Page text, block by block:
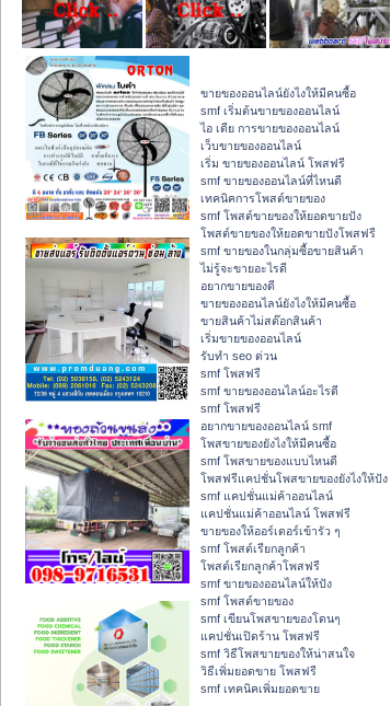
ขายของออนไลน์ยังไงให้มีคนซื้อ
smf เริ่มต้นขายของออนไลน์
ไอ เดีย การขายของออนไลน์
เว็บขายของออนไลน์
เริ่ม ขายของออนไลน์ โพสฟรี
smf ขายของออนไลน์ที่ไหนดี
เทคนิคการโพสต์ขายของ
smf โพสต์ขายของให้ยอดขายปัง
โพสต์ขายของให้ยอดขายปังโพสฟรี
smf ขายของในกลุ่มซื้อขายสินค้า
ไม่รู้จะขายอะไรดี
อยากขายของดี
ขายของออนไลน์ยังไงให้มีคนซื้อ
ขายสินค้าไม่สต๊อกสินค้า
เริ่มขายของออนไลน์
รับทำ seo ด่วน
smf โพสฟรี
smf ขายของออนไลน์อะไรดี
smf โพสฟรี
อยากขายของออนไลน์ smf
โพสขายของยังไงให้มีคนซื้อ
smf โพสขายของแบบไหนดี
โพสฟรีแคปชั่นโพสขายของยังไงให้ปัง
smf แคปชั่นแม่ค้าออนไลน์
แคปชั่นแม่ค้าออนไลน์ โพสฟรี
ขายของให้ออร์เดอร์เข้ารัว ๆ
smf โพสต์เรียกลูกค้า
โพสต์เรียกลูกค้าโพสฟรี
smf ขายของออนไลน์ให้ปัง
smf โพสต์ขายของ
smf เขียนโพสขายของโดนๆ
แคปชั่นเปิดร้าน โพสฟรี
smf วิธีโพสขายของให้น่าสนใจ
วิธีเพิ่มยอดขาย โพสฟรี
smf เทคนิคเพิ่มยอดขาย